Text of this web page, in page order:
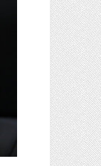
صنعت
و
خودرو
استارت
آپ
و
فن
آوری
بانک
،